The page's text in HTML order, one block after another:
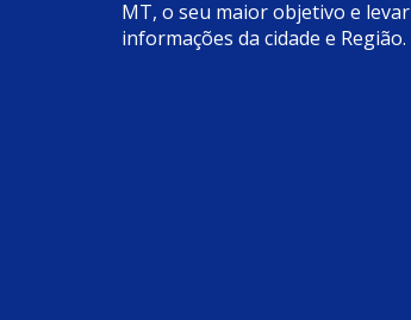
MT, o seu maior objetivo e levar
informações da cidade e Região.